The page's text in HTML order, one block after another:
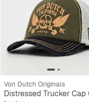
Von Dutch Originals